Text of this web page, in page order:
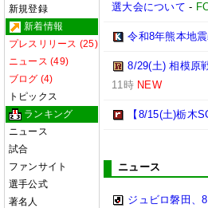
新規登録
新着情報
プレスリリース (25)
ニュース (49)
ブログ (4)
トピックス
ランキング
ニュース
試合
ファンサイト
選手公式
著名人
選大会について -
令和8年熊本地
8/29(土) 相模原
11時 NEW
【8/15(土)栃木
ニュース
ジュビロ磐田、